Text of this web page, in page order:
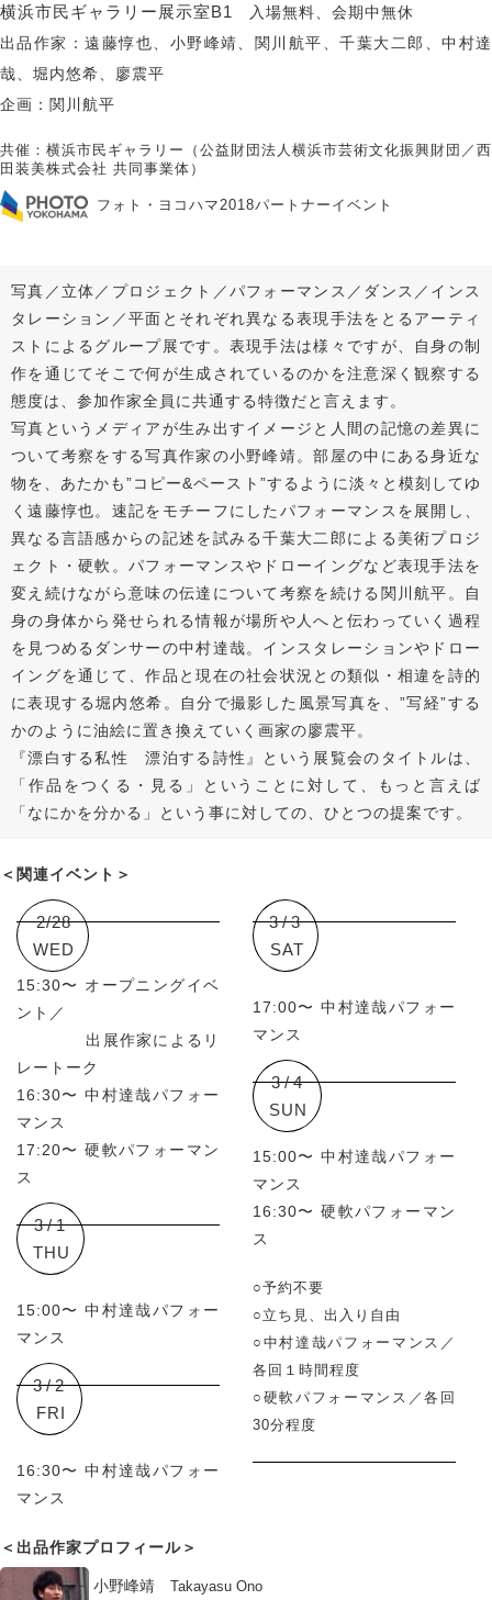
横浜市民ギャラリー展示室B1
入場無料、会期中無休
出品作家：遠藤惇也、小野峰靖、関川航平、千葉大二郎、中村達
哉、堀内悠希、廖震平
企画：関川航平
共催：横浜市民ギャラリー（公益財団法人横浜市芸術文化振興財団／西
田装美株式会社 共同事業体）
フォト・ヨコハマ2018パートナーイベント
写真／立体／プロジェクト／パフォーマンス／ダンス／インス
タレーション／平面とそれぞれ異なる表現手法をとるアーティ
ストによるグループ展です。表現手法は様々ですが、自身の制
作を通じてそこで何が生成されているのかを注意深く観察する
態度は、参加作家全員に共通する特徴だと言えます。
写真というメディアが生み出すイメージと人間の記憶の差異に
ついて考察をする写真作家の小野峰靖。部屋の中にある身近な
物を、あたかも”コピー&ペースト”するように淡々と模刻してゆ
く遠藤惇也。速記をモチーフにしたパフォーマンスを展開し、
異なる言語感からの記述を試みる千葉大二郎による美術プロジ
ェクト・硬軟。パフォーマンスやドローイングなど表現手法を
変え続けながら意味の伝達について考察を続ける関川航平。自
身の身体から発せられる情報が場所や人へと伝わっていく過程
を見つめるダンサーの中村達哉。インスタレーションやドロー
イングを通じて、作品と現在の社会状況との類似・相違を詩的
に表現する堀内悠希。自分で撮影した風景写真を、”写経”する
かのように油絵に置き換えていく画家の廖震平。
『漂白する私性 漂泊する詩性』という展覧会のタイトルは、
「作品をつくる・見る」ということに対して、もっと言えば
「なにかを分かる」という事に対しての、ひとつの提案です。
＜関連イベント＞
2/28
WED
15:30〜 オープニングイベ
ント／
出展作家によるリ
レートーク
16:30〜 中村達哉パフォー
マンス
17:20〜 硬軟パフォーマン
ス
3/1
THU
15:00〜 中村達哉パフォー
マンス
3/2
FRI
16:30〜 中村達哉パフォー
マンス
3/3
SAT
17:00〜 中村達哉パフォー
マンス
3/4
SUN
15:00〜 中村達哉パフォー
マンス
16:30〜 硬軟パフォーマン
ス
○予約不要
○立ち見、出入り自由
○中村達哉パフォーマンス／
各回１時間程度
○硬軟パフォーマンス／各回
30分程度
＜出品作家プロフィール＞
小野峰靖 Takayasu Ono